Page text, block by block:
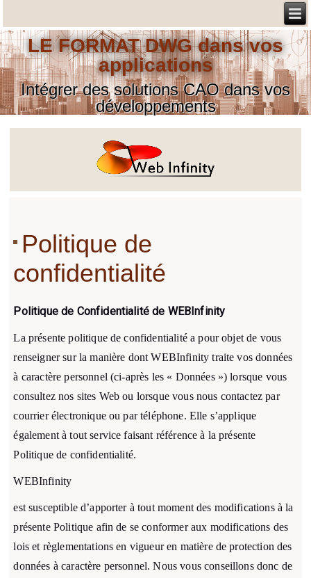
LE FORMAT DWG dans vos
applications
Intégrer des solutions CAO dans vos
développements
Politique de
confidentialité
Politique de Confidentialité de WEBInfinity
La présente politique de confidentialité a pour objet de vous
renseigner sur la manière dont WEBInfinity traite vos données
à caractère personnel (ci-après les « Données ») lorsque vous
consultez nos sites Web ou lorsque vous nous contactez par
courrier électronique ou par téléphone. Elle s’applique
également à tout service faisant référence à la présente
Politique de confidentialité.
WEBInfinity
est susceptible d’apporter à tout moment des modifications à la
présente Politique afin de se conformer aux modifications des
lois et règlementations en vigueur en matière de protection des
données à caractère personnel. Nous vous conseillons donc de